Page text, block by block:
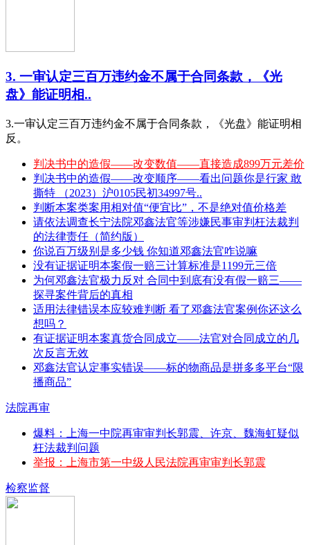
3. 一审认定三百万违约金不属于合同条款，《光
盘》能证明相..
3.一审认定三百万违约金不属于合同条款，《光盘》能证明相
反。
判决书中的造假——改变数值——直接造成899万元差价
判决书中的造假——改变顺序——看出问题你是行家 敢
撕特 （2023）沪0105民初34997号..
判断本案类案用相对值“便宜比”，不是绝对值价格差
请依法调查长宁法院邓鑫法官等涉嫌民事审判枉法裁判
的法律责任（简约版）
你说百万级别是多少钱 你知道邓鑫法官咋说嘛
没有证据证明本案假一赔三计算标准是1199元三倍
为何邓鑫法官极力反对 合同中到底有没有假一赔三——
探寻案件背后的真相
适用法律错误本应较难判断 看了邓鑫法官案例你还这么
想吗？
有证据证明本案真货合同成立——法官对合同成立的几
次反言无效
邓鑫法官认定事实错误——标的物商品是拼多多平台“限
播商品”
法院再审
爆料：上海一中院再审审判长郭震、许京、魏海虹疑似
枉法裁判问题
举报：上海市第一中级人民法院再审审判长郭震
检察监督